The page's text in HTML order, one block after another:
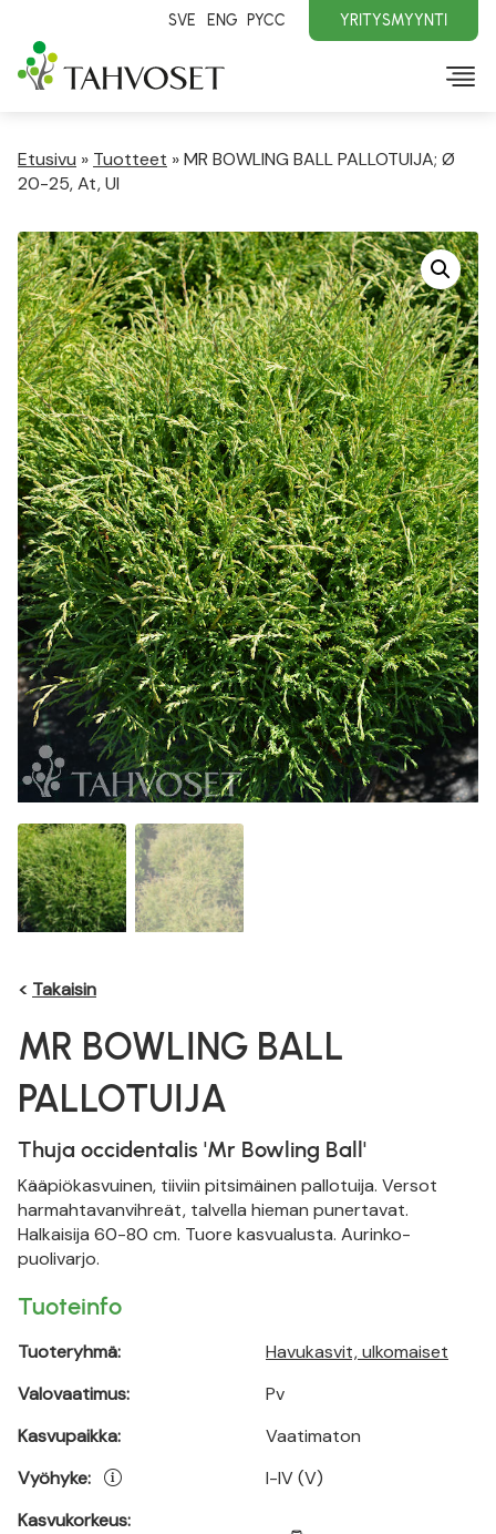
SVE ENG PYCC YRITYSMYYNTI
Etusivu » Tuotteet »MR BOWLING BALL PALLOTUIJA; Ø
20-25, At, Ul
< Takaisin
MR BOWLING BALL
PALLOTUIJA
Thuja occidentalis 'Mr Bowling Ball'
Kääpiökasvuinen, tiiviin pitsimäinen pallotuija. Versot
harmahtavanvihreät, talvella hieman punertavat.
Halkaisija 60-80 cm. Tuore kasvualusta. Aurinko-
puolivarjo.
Tuoteinfo
Tuoteryhmä:
Valovaatimus:
Kasvupaikka:
Vyöhyke:
Kasvukorkeus:
Havukasvit, ulkomaiset
Pv
Vaatimaton
I-IV (V)